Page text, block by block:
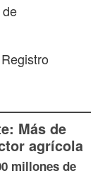
Más de
agrícola
millones de